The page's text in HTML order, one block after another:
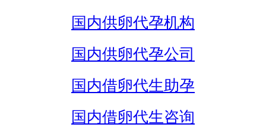
国内供卵代孕机构
国内供卵代孕公司
国内借卵代生助孕
国内借卵代生咨询